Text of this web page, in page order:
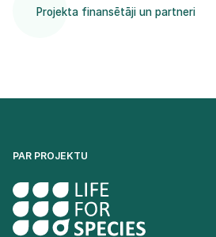
Projekta finansētāji un partneri
PAR PROJEKTU